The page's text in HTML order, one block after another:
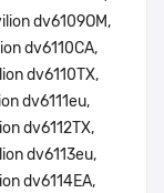
dv6109OM,
dv6110CA,
dv6110TX,
dv6111eu,
dv6112TX,
dv6113eu,
dv6114EA,